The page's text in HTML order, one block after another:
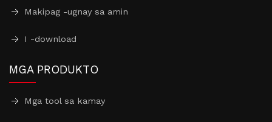
Makipag -ugnay sa amin
I -download
MGA PRODUKTO
Mga tool sa kamay